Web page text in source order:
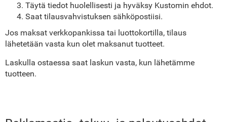
Täytä tiedot huolellisesti ja hyväksy Kustomin ehdot.
Saat tilausvahvistuksen sähköpostiisi.
Jos maksat verkkopankissa tai luottokortilla, tilaus
lähetetään vasta kun olet maksanut tuotteet.
Laskulla ostaessa saat laskun vasta, kun lähetämme
tuotteen.